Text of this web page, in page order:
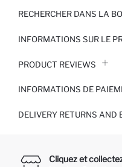
RECHERCHER DANS LA
INFORMATIONS SUR LE
PRODUCT REVIEWS
INFORMATIONS DE
DELIVERY RETURNS AND
Cliquez et